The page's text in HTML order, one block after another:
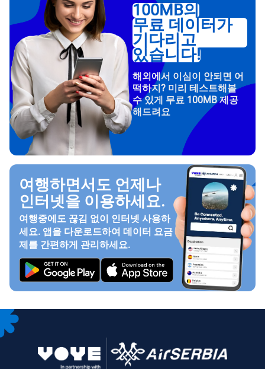
100MB의
무료 데이터가
기다리고
있습니다!
해외에서 이심이 안되면 어
떡하지? 미리 테스트해볼
수 있게 무료 100MB 제공
해드려요
여행하면서도 언제나
인터넷을 이용하세요.
여행중에도 끊김 없이 인터넷 사용하
세요. 앱을 다운로드하여 데이터 요금
제를 간편하게 관리하세요.